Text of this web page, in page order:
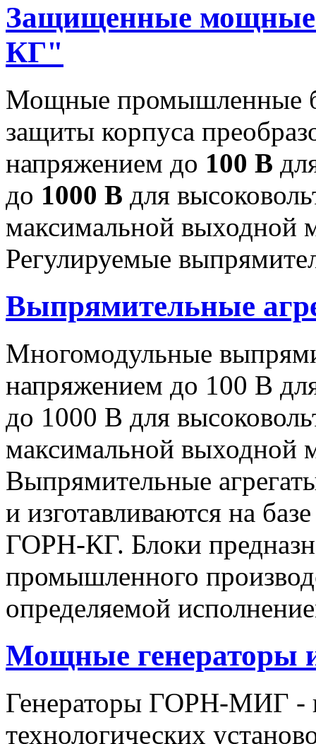
Защищенные
КГ"
Мощные промышленные
защиты корпуса
напряжением до 100 В
до 1000 В для
максимальной
Регулируемые
Выпрямительные
Многомодульные
напряжением до 100 В
до 1000 В для
максимальной
Выпрямительные
и изготавливаются на
ГОРН-КГ. Блоки
промышленного
определяемой
Мощные
Генераторы ГОРН-МИГ -
технологических